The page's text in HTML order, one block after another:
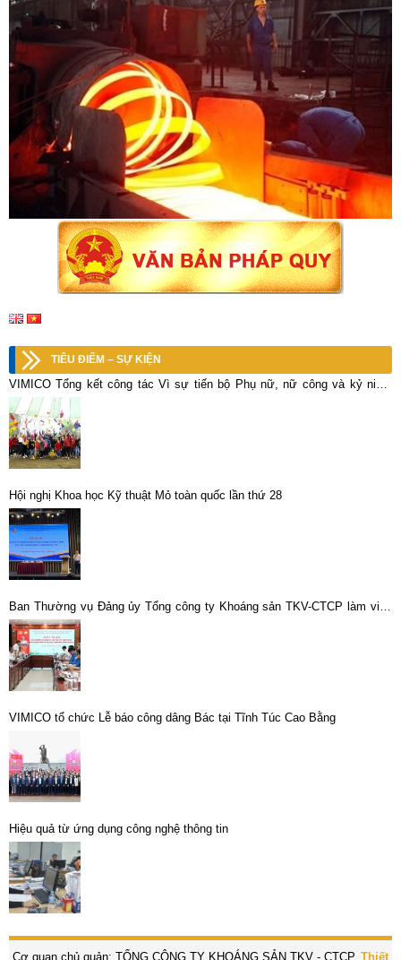
TIÊU ĐIỂM – SỰ KIỆN
VIMICO Tổng kết công tác Vì sự tiến bộ Phụ nữ, nữ công và kỷ niệm
107 năm ngày Quốc tế Phụ nữ 8-3
Hội nghị Khoa học Kỹ thuật Mỏ toàn quốc lần thứ 28
Ban Thường vụ Đảng ủy Tổng công ty Khoáng sản TKV-CTCP làm việc
với các tổ chức chính trị – xã hội
VIMICO tổ chức Lễ báo công dâng Bác tại Tĩnh Túc Cao Bằng
Hiệu quả từ ứng dụng công nghệ thông tin
Cơ quan chủ quản: TỔNG CÔNG TY KHOÁNG SẢN TKV - CTCP. Thiết